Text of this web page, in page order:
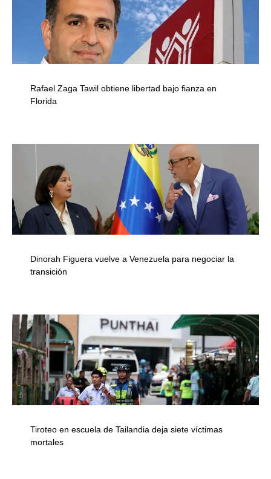
Rafael Zaga Tawil obtiene libertad bajo fianza en
Florida
Dinorah Figuera vuelve a Venezuela para negociar la
transición
Tiroteo en escuela de Tailandia deja siete víctimas
mortales